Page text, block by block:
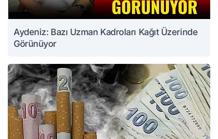
Aydeniz: Bazı Uzman Kadroları Kağıt Üzerinde
Görünüyor